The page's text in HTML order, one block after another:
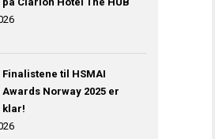
Finalistene til HSMAI
Awards Norway 2025 er
klar!